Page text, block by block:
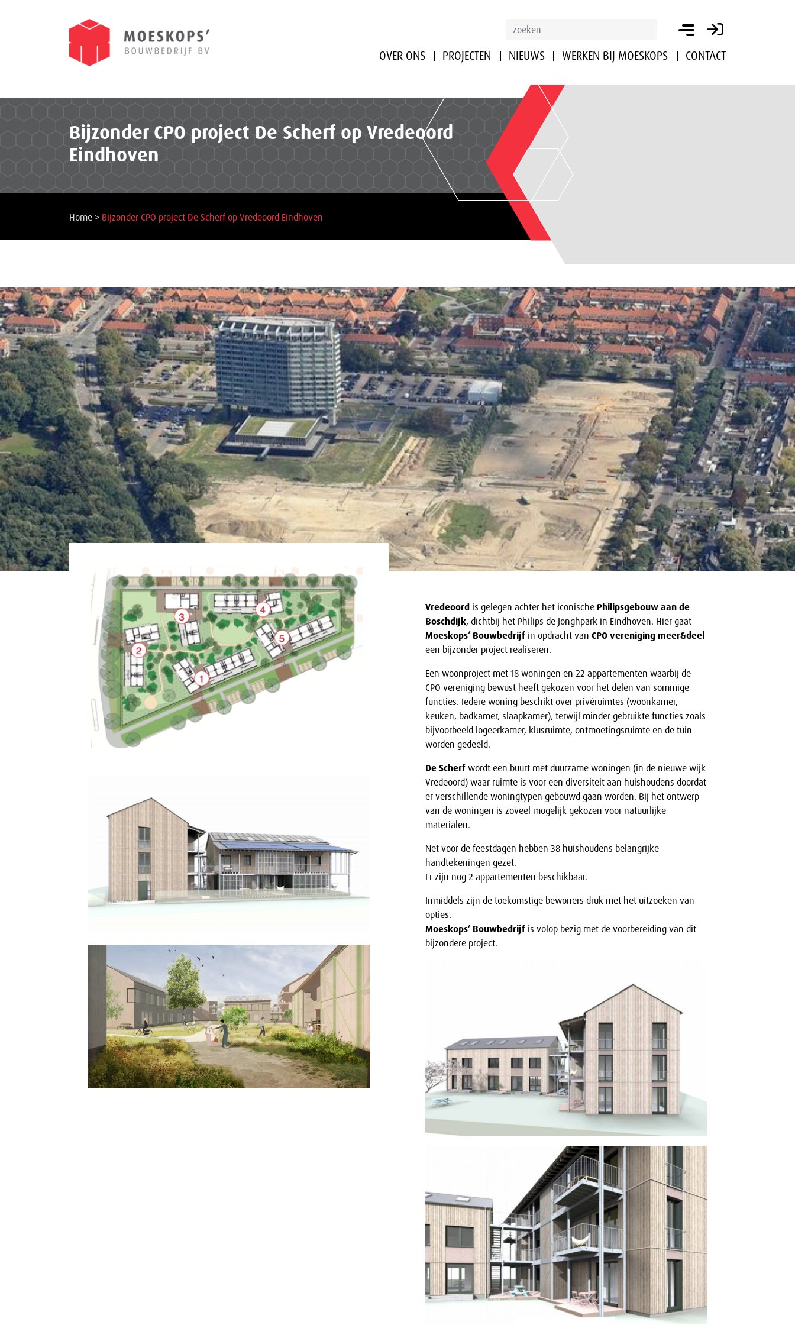
OVER ONS PROJECTEN NIEUWS WERKEN BIJ MOESKOPS CONTACT
Bijzonder CPO project De Scherf op Vredeoord
Eindhoven
Home > Bijzonder CPO project De Scherf op Vredeoord Eindhoven
Vredeoord is gelegen achter het iconische Philipsgebouw aan de
Boschdijk, dichtbij het Philips de Jonghpark in Eindhoven. Hier gaat
Moeskops’ Bouwbedrijf in opdracht van CPO vereniging meer&deel
een bijzonder project realiseren.
Een woonproject met 18 woningen en 22 appartementen waarbij de
CPO vereniging bewust heeft gekozen voor het delen van sommige
functies. Iedere woning beschikt over privéruimtes (woonkamer,
keuken, badkamer, slaapkamer), terwijl minder gebruikte functies zoals
bijvoorbeeld logeerkamer, klusruimte, ontmoetingsruimte en de tuin
worden gedeeld.
De Scherf wordt een buurt met duurzame woningen (in de nieuwe wijk
Vredeoord) waar ruimte is voor een diversiteit aan huishoudens doordat
er verschillende woningtypen gebouwd gaan worden. Bij het ontwerp
van de woningen is zoveel mogelijk gekozen voor natuurlijke
materialen.
Net voor de feestdagen hebben 38 huishoudens belangrijke
handtekeningen gezet.
Er zijn nog 2 appartementen beschikbaar.
Inmiddels zijn de toekomstige bewoners druk met het uitzoeken van
opties.
Moeskops’ Bouwbedrijf is volop bezig met de voorbereiding van dit
bijzondere project.